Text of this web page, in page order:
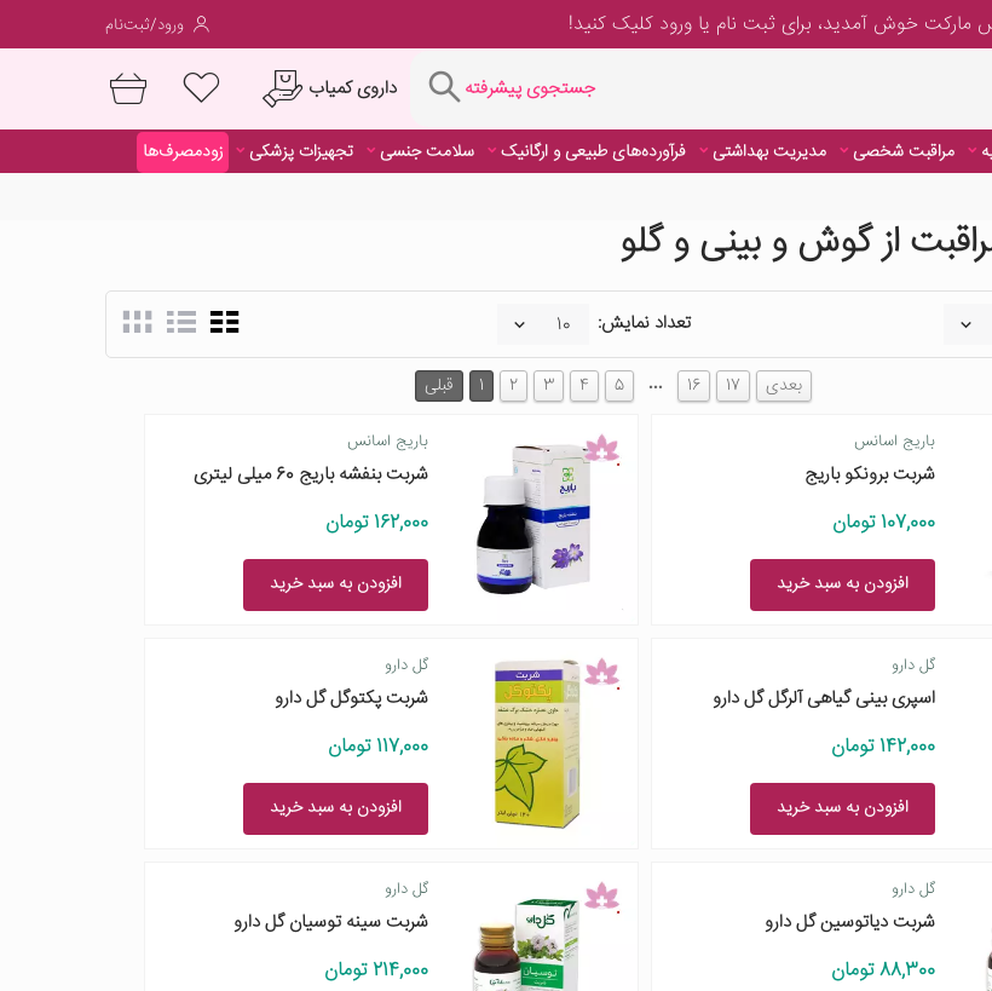
داروی کمیاب
مارکت خوش آمدید، برایثبت نام یا ورودکلیک کنید! ورود/ثبت‌نام
جستجوی پیشرفته داروی کمیاب
مراقبت شخصی مدیریت بهداشتی فرآورده‌های طبیعی و ارگانیک سلامت جنسی تجهیزات پزشکی
زودمصرف‌ها
از گوش و بینی و گلو
تعداد نمایش:
قبلی 1 2 3 4 5 … 16 17 بعدی
باریج اسانس
شربت برونکو باریج
107,000 تومان
افزودن به سبد خرید
باریج اسانس
شربت بنفشه باریج 60 میلی لیتری
162,000 تومان
افزودن به سبد خرید
گل دارو
اسپری بینی گیاهی آلرگل گل دارو
142,000 تومان
افزودن به سبد خرید
گل دارو
شربت پکتوگل گل دارو
117,000 تومان
افزودن به سبد خرید
گل دارو
شربت دیاتوسین گل دارو
88,300 تومان
گل دارو
شربت سینه توسیان گل دارو
214,000 تومان